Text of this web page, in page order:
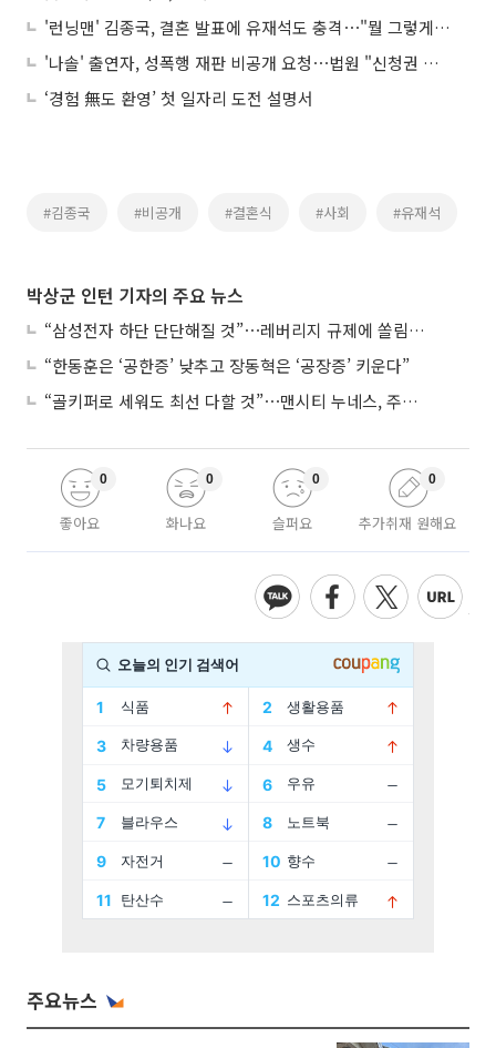
'런닝맨' 김종국, 결혼 발표에 유재석도 충격⋯"뭘 그렇게 꽁꽁 숨겨"
'나솔' 출연자, 성폭행 재판 비공개 요청⋯법원 "신청권 없어, 피해자 위해 전환"
‘경험 無도 환영’ 첫 일자리 도전 설명서
#김종국 #비공개 #결혼식 #사회 #유재석
박상군 인턴 기자의 주요 뉴스
“삼성전자 하단 단단해질 것”⋯레버리지 규제에 쏠림 완화
“한동훈은 ‘공한증’ 낮추고 장동혁은 ‘공장증’ 키운다”
“골키퍼로 세워도 최선 다할 것”⋯맨시티 누네스, 주전 경쟁 각오
좋아요
0
화나요
0
슬퍼요
0
추가취재 원해요
0
주요뉴스